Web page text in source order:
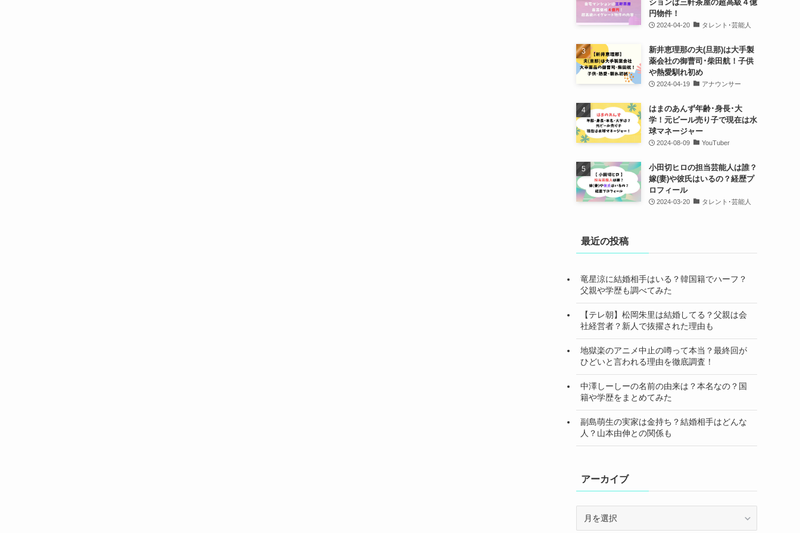
ションは三軒茶屋の超高級４億
円物件！
2024-04-20 タレント･芸能人
新井恵理那の夫(旦那)は大手製
薬会社の御曹司･柴田航！子供
や熱愛馴れ初め
2024-04-19 アナウンサー
はまのあんず年齢･身長･大
学！元ビール売り子で現在は水
球マネージャー
2024-08-09 YouTuber
小田切ヒロの担当芸能人は誰？
嫁(妻)や彼氏はいるの？経歴プ
ロフィール
2024-03-20 タレント･芸能人
最近の投稿
竜星涼に結婚相手はいる？韓国籍でハーフ？
父親や学歴も調べてみた
【テレ朝】松岡朱里は結婚してる？父親は会
社経営者？新人で抜擢された理由も
地獄楽のアニメ中止の噂って本当？最終回が
ひどいと言われる理由を徹底調査！
中澤しーしーの名前の由来は？本名なの？国
籍や学歴をまとめてみた
副島萌生の実家は金持ち？結婚相手はどんな
人？山本由伸との関係も
アーカイブ